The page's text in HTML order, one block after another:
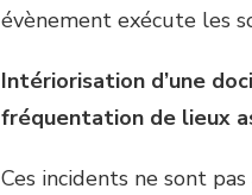
évènement exécute les
Intériorisation d’une
fréquentation de lieux
Ces incidents ne sont